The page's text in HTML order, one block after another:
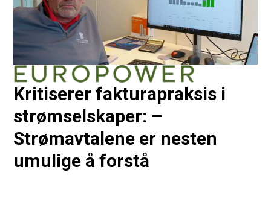
Kritiserer fakturapraksis i
strømselskaper: –
Strømavtalene er nesten
umulige å forstå